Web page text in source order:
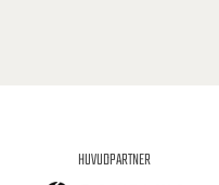
HUVUDPARTNER